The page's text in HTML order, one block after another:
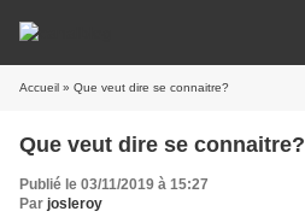
Accueil » Que veut dire se connaitre?
Que veut dire se connaitre?
Publié le 03/11/2019 à 15:27
Par josleroy